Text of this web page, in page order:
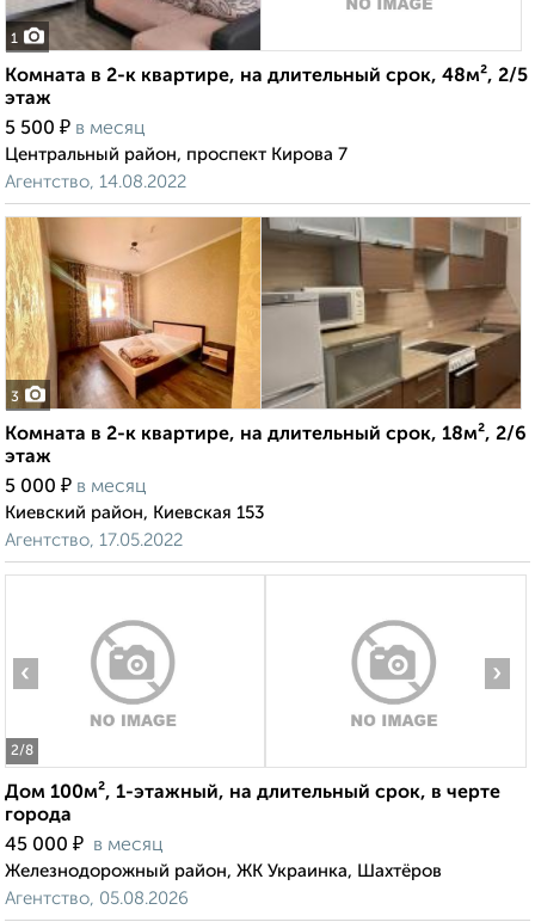
1
Комната в 2-к квартире, на длительный срок, 48м², 2/5
этаж
5 500 ₽ в месяц
Центральный район, проспект Кирова 7
Агентство, 14.08.2022
3
Комната в 2-к квартире, на длительный срок, 18м², 2/6
этаж
5 000 ₽ в месяц
Киевский район, Киевская 153
Агентство, 17.05.2022
2/8
‹ ›
Дом 100м², 1-этажный, на длительный срок, в черте
города
45 000 ₽ в месяц
Железнодорожный район, ЖК Украинка, Шахтёров
Агентство, 05.08.2026